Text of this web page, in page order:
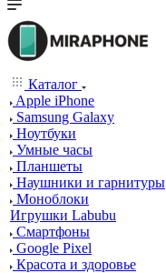
Каталог
Apple iPhone
Samsung Galaxy
Ноутбуки
Умные часы
Планшеты
Наушники и гарнитуры
Моноблоки
Игрушки Labubu
Смартфоны
Google Pixel
Красота и здоровье